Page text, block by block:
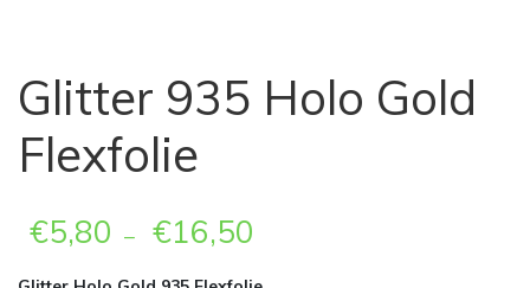
Glitter 935 Holo Gold
Flexfolie
€5,80 – €16,50